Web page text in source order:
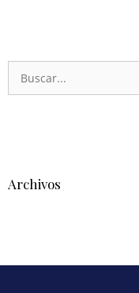
Archivos